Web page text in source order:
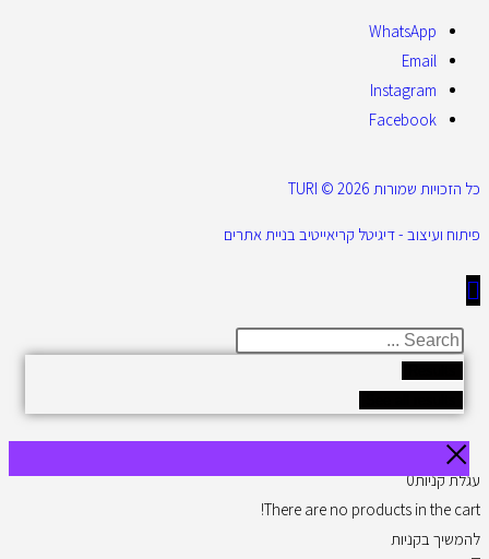
WhatsApp
Email
Instagram
Facebook
כל הזכויות שמורות 2026 © TURI
פיתוח ועיצוב - דיגיטל קריאייטיב בניית אתרים
עגלת קניות0
There are no products in the cart!
להמשיך בקניות